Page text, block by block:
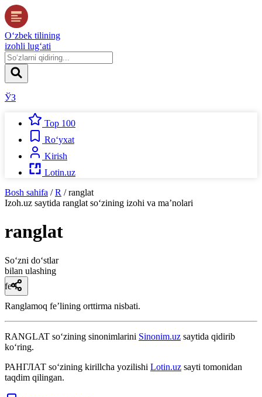
O‘zbek tilining
izohli lug‘ati
ЎЗ
Top 100
Ro‘yxat
Kirish
Lotin.uz
Bosh sahifa / R / ranglat
Izoh.uz saytida ranglat so‘zining izohi va ma’nolari
ranglat
So‘zni do‘stlar
bilan ulashing
fe’l
Ranglamoq feʼlining orttirma nisbati.
RANGLAT so‘zining sinonimlarini Sinonim.uz saytida qidirib
ko‘ring.
РАНГЛАТ so‘zining kirillcha yozilishi Lotin.uz sayti tomonidan
taqdim qilingan.